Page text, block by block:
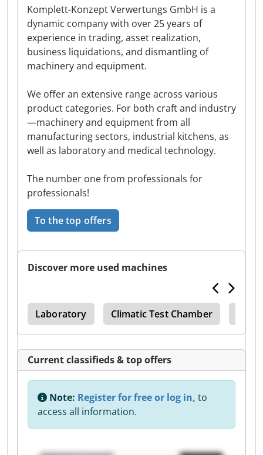
Komplett-Konzept Verwertungs GmbH is a
dynamic company with over 25 years of
experience in trading, asset realization,
business liquidations, and dismantling of
machinery and equipment.
We offer an extensive range across various
product categories. For both craft and industry
—machinery and equipment from all
manufacturing sectors, industrial kitchens, as
well as laboratory and medical technology.
The number one from professionals for
professionals!
To the top offers
Discover more used machines
Laboratory Climatic Test Chamber
Current classifieds & top offers
Note: Register for free or log in, to
access all information.